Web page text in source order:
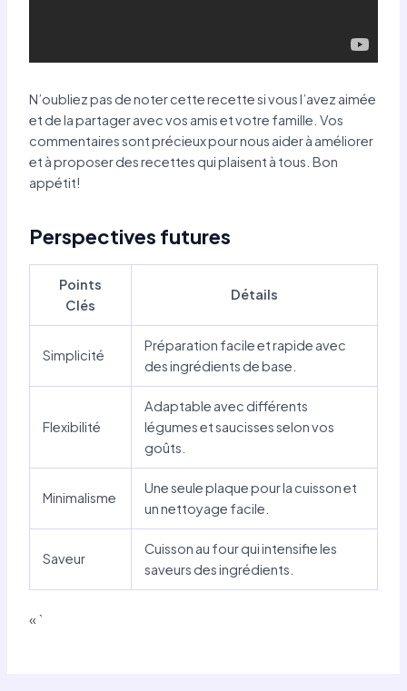
N’oubliez pas de noter cette recette si vous l’avez aimée
et de la partager avec vos amis et votre famille. Vos
commentaires sont précieux pour nous aider à améliorer
et à proposer des recettes qui plaisent à tous. Bon
appétit!
Perspectives futures
Points
Clés
Détails
Simplicité
Préparation facile et rapide avec
des ingrédients de base.
Flexibilité
Adaptable avec différents
légumes et saucisses selon vos
goûts.
Minimalisme
Une seule plaque pour la cuisson et
un nettoyage facile.
Saveur
Cuisson au four qui intensifie les
saveurs des ingrédients.
« `